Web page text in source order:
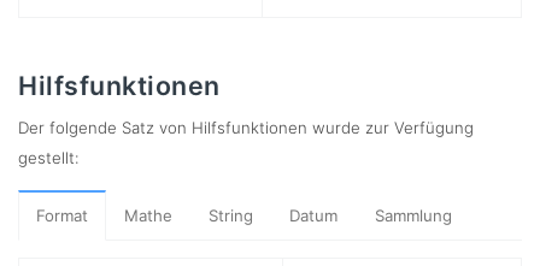
Hilfsfunktionen
Der folgende Satz von Hilfsfunktionen wurde zur Verfügung
gestellt:
Format Mathe String Datum Sammlung